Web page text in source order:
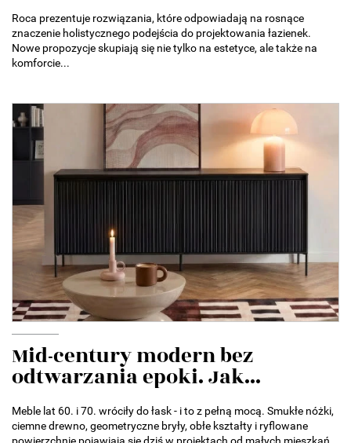
Roca prezentuje rozwiązania, które odpowiadają na rosnące
znaczenie holistycznego podejścia do projektowania łazienek.
Nowe propozycje skupiają się nie tylko na estetyce, ale także na
komforcie...
Mid-century modern bez
odtwarzania epoki. Jak...
Meble lat 60. i 70. wróciły do łask - i to z pełną mocą. Smukłe nóżki,
ciemne drewno, geometryczne bryły, obłe kształty i ryflowane
powierzchnie pojawiają się dziś w projektach od małych mieszkań